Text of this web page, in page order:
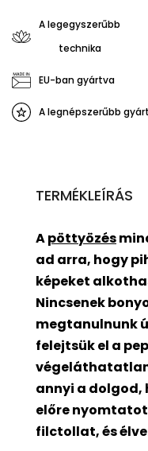
A legegyszerűbb
technika
EU-ban gyártva
A legnépszerűbb
TERMÉKLEÍRÁS
Apöttyözés
ad arra, hogy
képeket
Nincsenek
megtanulnunk
felejtsük el a
annyi a dolgod,
előre
filctollat, és